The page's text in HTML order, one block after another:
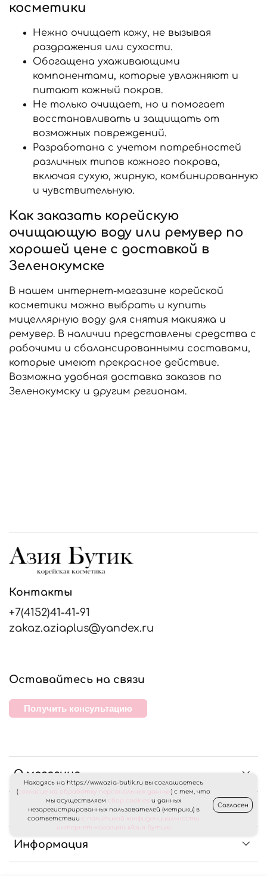
косметики
Нежно очищает кожу, не вызывая
раздражения или сухости.
Обогащена ухаживающими
компонентами, которые увлажняют и
питают кожный покров.
Не только очищает, но и помогает
восстанавливать и защищать от
возможных повреждений.
Разработана с учетом потребностей
различных типов кожного покрова,
включая сухую, жирную, комбинированную
и чувствительную.
Как заказать корейскую
очищающую воду или ремувер по
хорошей цене с доставкой в
Зеленокумске
В нашем интернет-магазине корейской
косметики можно выбрать и купить
мицеллярную воду для снятия макияжа и
ремувер. В наличии представлены средства с
рабочими и сбалансированными составами,
которые имеют прекрасное действие.
Возможна удобная доставка заказов по
Зеленокумску и другим регионам.
О магазине
Клиентам
Информация
Контакты
+7(4152)41-41-91
zakaz.aziaplus@yandex.ru
Оставайтесь на связи
Получить консультацию
Находясь на https://www.azia-butik.ru вы соглашаетесь
(согласие на обработку персональных данных) с тем, что
мы осуществляем сбор cookies и данных
незарегистрированных пользователей (метрики) в
соответствии с политикой конфиденциальности
интернет магазина «Азия Бутик»
Согласен